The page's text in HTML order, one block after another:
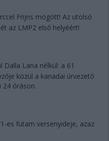
Frijns mögött! Az utolsó
az LMP2 első helyéért!
Dalla Lana nélkül: a 61
közül a kanadai úrvezető
24 óráson.
es futam versenyideje, azaz